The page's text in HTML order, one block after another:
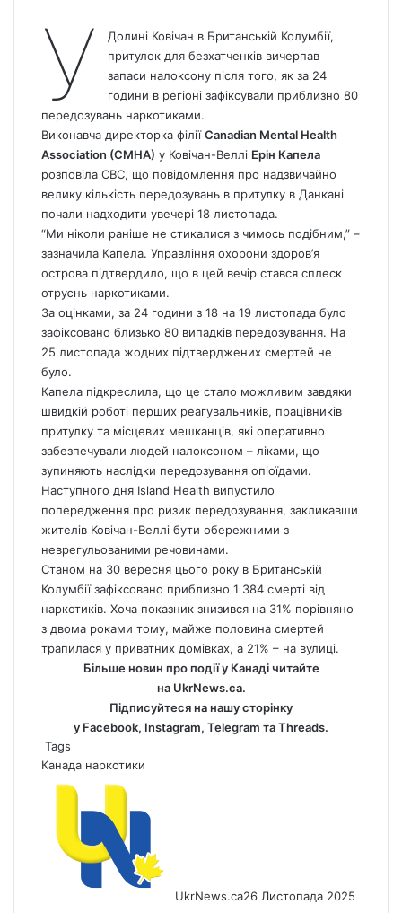
У
Долині Ковічан в Британській Колумбії,
притулок для безхатченків вичерпав
запаси налоксону після того, як за 24
години в регіоні зафіксували приблизно 80
передозувань наркотиками.
Виконавча директорка філіїCanadian Mental Health
Association (CMHA) у Ковічан-Веллі Ерін Капела
розповіла CBC, що повідомлення про надзвичайно
велику кількість передозувань в притулку в Данкані
почали надходити увечері 18 листопада.
“Ми ніколи раніше не стикалися з чимось подібним,” –
зазначила Капела. Управління охорони здоров’я
острова підтвердило, що в цей вечір стався сплеск
отруєнь наркотиками.
За оцінками, за 24 години з 18 на 19 листопада було
зафіксовано близько 80 випадків передозування. На
25 листопада жодних підтверджених смертей не
було.
Капела підкреслила, що це стало можливим завдяки
швидкій роботі перших реагувальників, працівників
притулку та місцевих мешканців, які оперативно
забезпечували людей налоксоном – ліками, що
зупиняють наслідки передозування опіоїдами.
Наступного дня Island Health випустило
попередження про ризик передозування, закликавши
жителів Ковічан-Веллі бути обережними з
неврегульованими речовинами.
Станом на 30 вересня цього року в Британській
Колумбії зафіксовано приблизно 1 384 смерті від
наркотиків. Хоча показник знизився на 31% порівняно
з двома роками тому, майже половина смертей
трапилася у приватних домівках, а 21% – на вулиці.
Більше новин про події у Канаді читайте
на UkrNews.ca.
Підписуйтеся на нашу сторінку
у Facebook, Instagram, Telegram таThreads.
Tags
Канада наркотики
UkrNews.ca26 Листопада 2025